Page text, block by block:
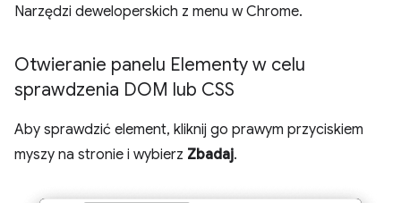
Narzędzi deweloperskich z menu w Chrome.
Otwieranie panelu Elementy w celu
sprawdzenia DOM lub CSS
Aby sprawdzić element, kliknij go prawym przyciskiem
myszy na stronie i wybierz Zbadaj.